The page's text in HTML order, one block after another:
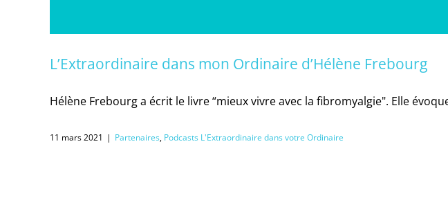
L’Extraordinaire dans mon Ordinaire d’Hélène Frebourg
Hélène Frebourg a écrit le livre “mieux vivre avec la fibromyalgie". Elle
11 mars 2021 | Partenaires, Podcasts L'Extraordinaire dans votre Ordinaire